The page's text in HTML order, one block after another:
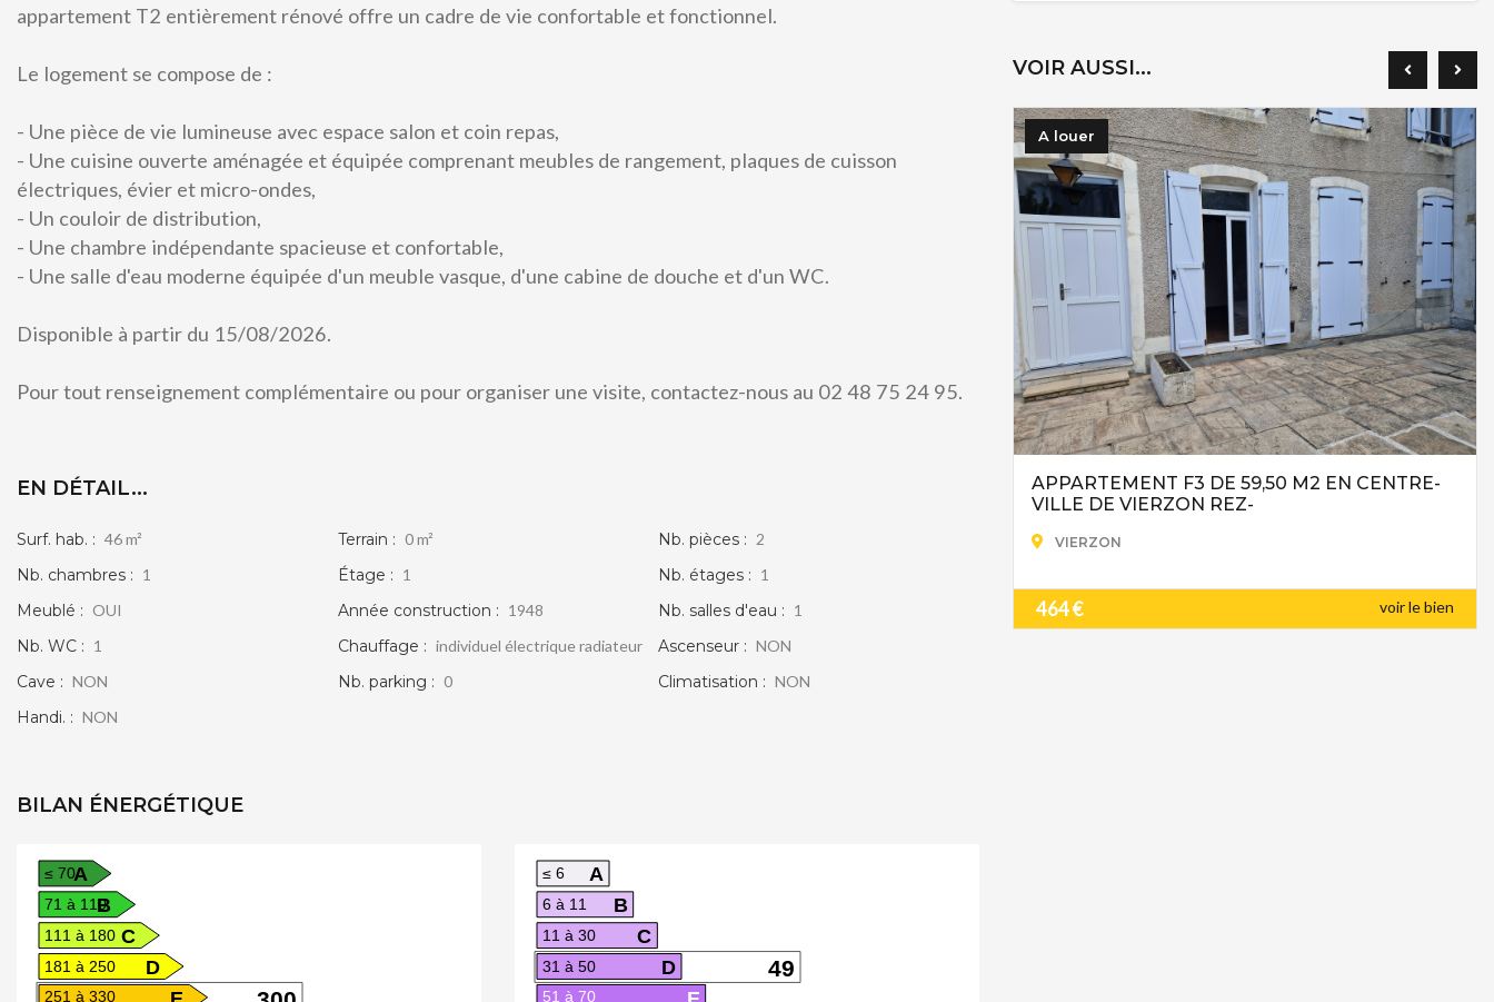
appartement T2 entièrement rénové offre un cadre de vie confortable et fonctionnel.
Le logement se compose de :
- Une pièce de vie lumineuse avec espace salon et coin repas,
- Une cuisine ouverte aménagée et équipée comprenant meubles de rangement, plaques de cuisson
électriques, évier et micro-ondes,
- Un couloir de distribution,
- Une chambre indépendante spacieuse et confortable,
- Une salle d'eau moderne équipée d'un meuble vasque, d'une cabine de douche et d'un WC.
Disponible à partir du 15/08/2026.
Pour tout renseignement complémentaire ou pour organiser une visite, contactez-nous au 02 48 75 24 95.
EN DÉTAIL...
Surf. hab. : 46 m² Terrain : 0 m² Nb. pièces : 2
Nb. chambres : 1 Étage : 1 Nb. étages : 1
Meublé : OUI Année construction : 1948 Nb. salles d'eau : 1
Nb. WC : 1 Chauffage : individuel électrique radiateur Ascenseur : NON
Cave : NON Nb. parking : 0 Climatisation : NON
Handi. : NON
BILAN ÉNERGÉTIQUE
A
≤ 70
B
71 à 110
C
111 à 180
D
181 à 250
E
251 à 330
A
≤ 6
B
6 à 11
C
11 à 30
49
D
31 à 50
E
51 à 70
VOIR AUSSI...
A louer
APPARTEMENT T2 MEUBLÉ DE 28,65M2 À
VIERZON
450 € voir le bien
A louer A louer
APPARTEMENT F3 DE 59,50 M2 EN CENTRE-
VILLE DE VIERZON REZ-
VIERZON
464 € voir le bien